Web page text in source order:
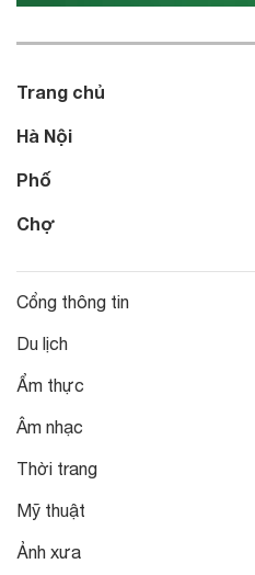
Trang chủ
Hà Nội
Phố
Chợ
Cổng thông tin
Du lịch
Ẩm thực
Âm nhạc
Thời trang
Mỹ thuật
Ảnh xưa